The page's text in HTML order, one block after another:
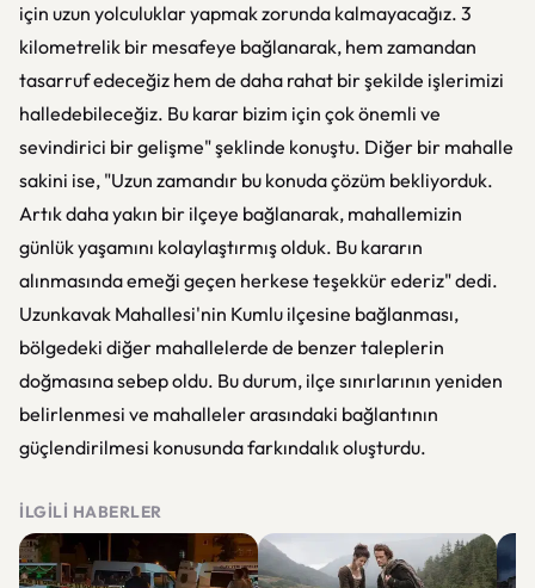
için uzun yolculuklar yapmak zorunda kalmayacağız. 3
kilometrelik bir mesafeye bağlanarak, hem zamandan
tasarruf edeceğiz hem de daha rahat bir şekilde işlerimizi
halledebileceğiz. Bu karar bizim için çok önemli ve
sevindirici bir gelişme" şeklinde konuştu. Diğer bir mahalle
sakini ise, "Uzun zamandır bu konuda çözüm bekliyorduk.
Artık daha yakın bir ilçeye bağlanarak, mahallemizin
günlük yaşamını kolaylaştırmış olduk. Bu kararın
alınmasında emeği geçen herkese teşekkür ederiz" dedi.
Uzunkavak Mahallesi'nin Kumlu ilçesine bağlanması,
bölgedeki diğer mahallelerde de benzer taleplerin
doğmasına sebep oldu. Bu durum, ilçe sınırlarının yeniden
belirlenmesi ve mahalleler arasındaki bağlantının
güçlendirilmesi konusunda farkındalık oluşturdu.
İLGILI HABERLER